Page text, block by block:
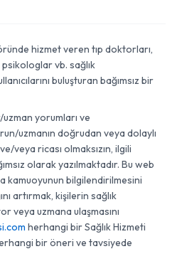
hizmet veren tıp doktorları,
vb. sağlık
buluşturan bağımsız bir
yorumları ve
uzmanın doğrudan veya dolaylı
veya ricası olmaksızın, ilgili
olarak yazılmaktadır. Bu web
kamuoyunun bilgilendirilmesini
artırmak, kişilerin sağlık
veya uzmana ulaşmasını
herhangi bir Sağlık Hizmeti
bir öneri ve tavsiyede